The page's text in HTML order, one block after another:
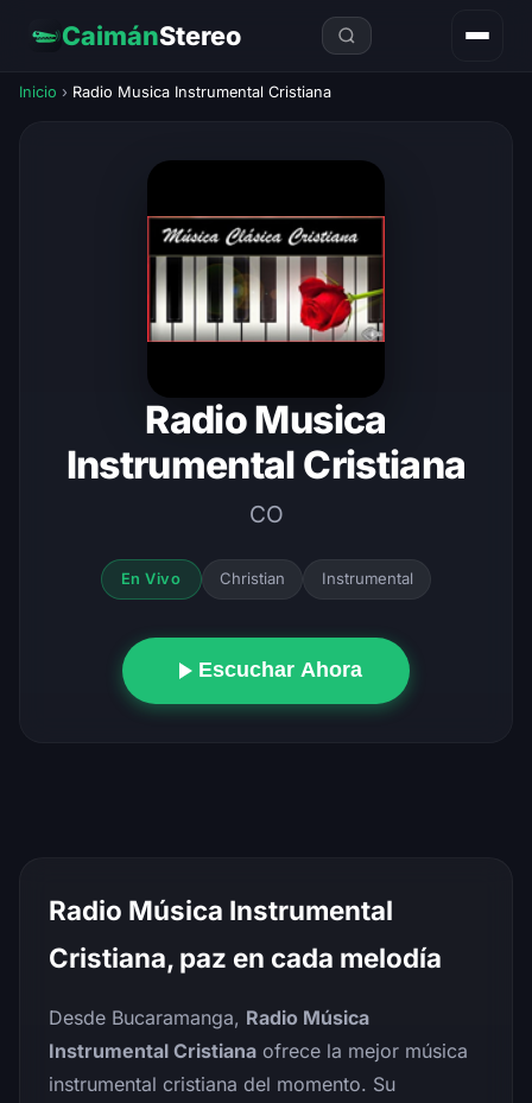
CaimánStereo
Inicio › Radio Musica Instrumental Cristiana
Radio Musica
Instrumental Cristiana
CO
En Vivo Christian Instrumental
Escuchar Ahora
Radio Música Instrumental
Cristiana, paz en cada melodía
Desde Bucaramanga, Radio Música
Instrumental Cristiana ofrece la mejor música
instrumental cristiana del momento. Su